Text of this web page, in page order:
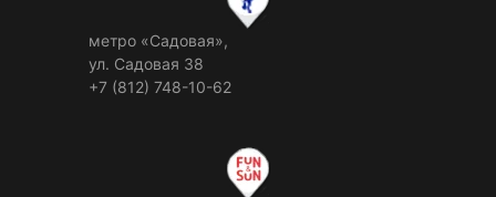
метро «Садовая»,
ул. Садовая 38
+7 (812) 748-10-62